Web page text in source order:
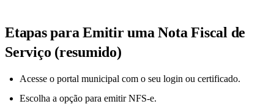
Etapas para Emitir uma Nota Fiscal de
Serviço (resumido)
Acesse o portal municipal com o seu login ou certificado.
Escolha a opção para emitir NFS-e.